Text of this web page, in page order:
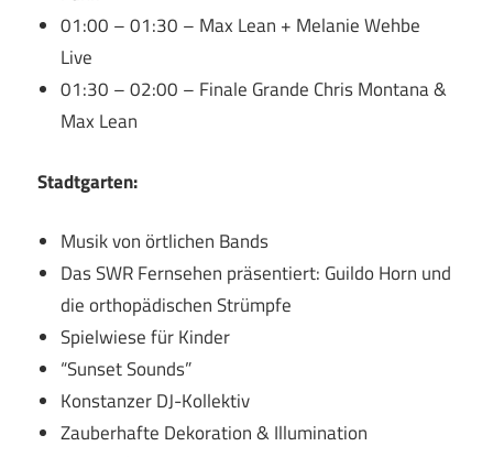
01:00 – 01:30 – Max Lean + Melanie Wehbe
Live
01:30 – 02:00 – Finale Grande Chris Montana &
Max Lean
Stadtgarten:
Musik von örtlichen Bands
Das SWR Fernsehen präsentiert: Guildo Horn und
die orthopädischen Strümpfe
Spielwiese für Kinder
“Sunset Sounds”
Konstanzer DJ-Kollektiv
Zauberhafte Dekoration & Illumination